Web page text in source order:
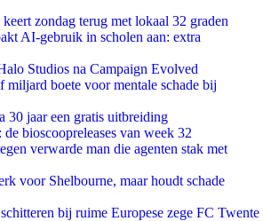
zondag terug met lokaal 32 graden
AI-gebruik in scholen aan: extra
Studios na Campaign Evolved
miljard boete voor mentale schade bij
30 jaar een gratis uitbreiding
bioscoopreleases van week 32
verwarde man die agenten stak met
voor Shelbourne, maar houdt schade
bij ruime Europese zege FC Twente